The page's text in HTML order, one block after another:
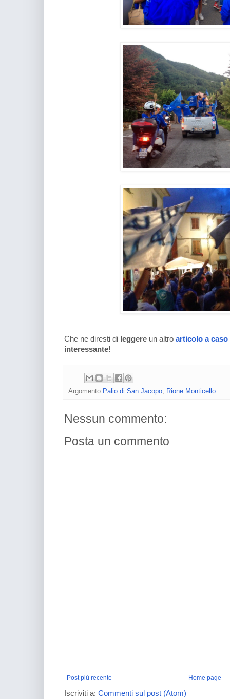
Che ne diresti di leggere un altro articolo a caso
interessante!
Argomento Palio di San Jacopo Rione Monticello
Nessun commento:
Posta un commento
Post più recente Home page
Iscriviti a: Commenti sul post (Atom)